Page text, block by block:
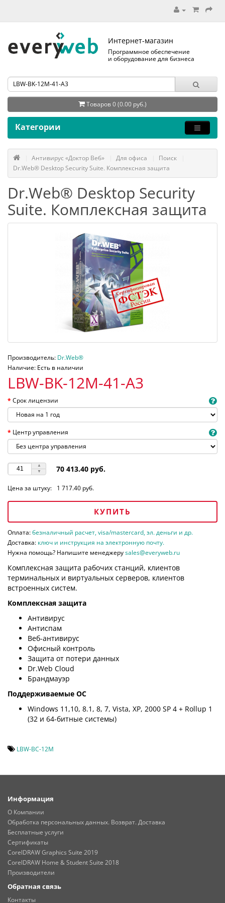
Интернет-магазин
Программное обеспечение
и оборудование для бизнеса
Товаров 0 (0.00 руб.)
Категории
Антивирус «Доктор Веб» Для офиса
Поиск
Dr.Web® Desktop Security Suite. Комплексная защита
Dr.Web® Desktop Security
Suite. Комплексная защита
Производитель: Dr.Web®
Наличие: Есть в наличии
LBW-BK-12M-41-A3
Срок лицензии
Центр управления
70 413.40 руб.
Цена за штуку: 1 717.40 руб.
КУПИТЬ
Оплата:безналичный расчет, visa/mastercard, эл. деньги и др.
Доставка: ключ и инструкция на электронную почту.
Нужна помощь? Напишите менеджеруsales@everyweb.ru
Комплексная защита рабочих станций, клиентов
терминальных и виртуальных серверов, клиентов
встроенных систем.
Комплексная защита
Антивирус
Антиспам
Веб-антивирус
Офисный контроль
Защита от потери данных
Dr.Web Cloud
Брандмауэр
Поддерживаемые ОС
Windows 11,10, 8.1, 8, 7, Vista, XP, 2000 SP 4 + Rollup 1
(32 и 64-битные системы)
LBW-BC-12M
Информация
О Компании
Обработка персональных данных. Возврат. Доставка
Бесплатные услуги
Сертификаты
CorelDRAW Graphics Suite 2019
CorelDRAW Home & Student Suite 2018
Производители
Обратная связь
Контакты